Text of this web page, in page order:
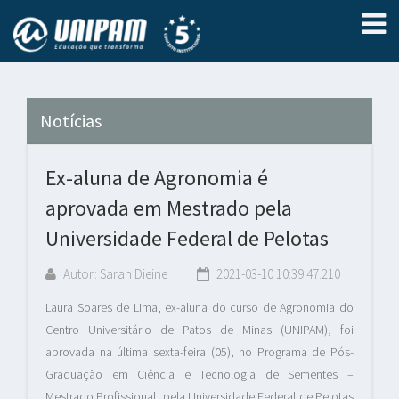
Notícias
Ex-aluna de Agronomia é
aprovada em Mestrado pela
Universidade Federal de Pelotas
Autor: Sarah Dieine 2021-03-10 10:39:47.210
Laura Soares de Lima, ex-aluna do curso de Agronomia do
Centro Universitário de Patos de Minas (UNIPAM), foi
aprovada na última sexta-feira (05), no Programa de Pós-
Graduação em Ciência e Tecnologia de Sementes –